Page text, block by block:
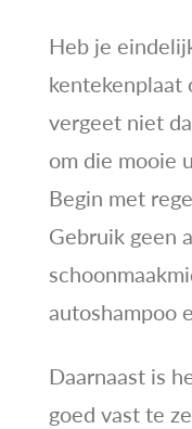
Heb je
kentekenplaat
vergeet niet
om die mooie
Begin met
Gebruik geen
autoshampoo
Daarnaast is
goed vast te